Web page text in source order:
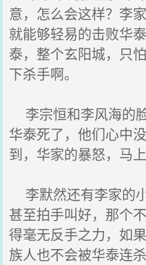
意，怎么会这样？李
就能够轻易的击败华
泰，整个玄阳城，只
下杀手啊。
李宗恒和李风海的
华泰死了，他们心中
到，华家的暴怒，马上
李默然还有李家的
甚至拍手叫好，那个
得毫无反手之力，如
族人也不会被华泰连杀